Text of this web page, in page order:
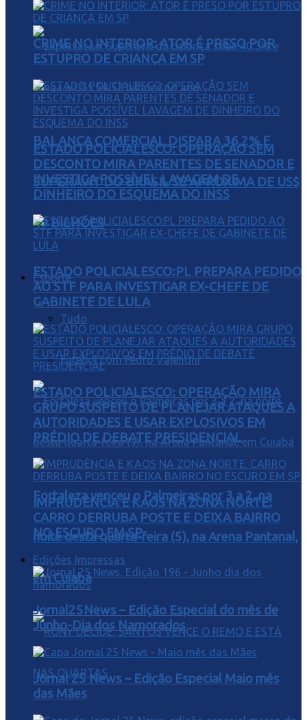
BALANÇA COMERCIAL DISPARA 36,2% E
SUPERÁVIT DO BRASIL SE APROXIMA DE US$
49 BILHÕES
Esporte
Tudo
Futebol com Pedro Valentini
Fortaleza venceu o Palmeiras por 3 a 2, na
noite desta quarta-feira (5), na Arena Pantanal,
em Cuiabá
CRIME NO INTERIOR: ATOR É PRESO POR
ESTUPRO DE CRIANÇA EM SP
ESTADO POLICIALESCO: OPERAÇÃO SEM
DESCONTO MIRA PARENTES DE SENADOR E
INVESTIGA POSSÍVEL LAVAGEM DE
DINHEIRO DO ESQUEMA DO INSS
ESTADO POLICIALESCO:PL PREPARA PEDIDO
AO STF PARA INVESTIGAR EX-CHEFE DE
GABINETE DE LULA
ESTADO POLICIALESCO: OPERAÇÃO MIRA
GRUPO SUSPEITO DE PLANEJAR ATAQUES A
AUTORIDADES E USAR EXPLOSIVOS EM
PRÉDIO DE DEBATE PRESIDENCIAL
IMPRUDÊNCIA E KAOS NA ZONA NORTE:
CARRO DERRUBA POSTE E DEIXA BAIRRO
NO ESCURO EM SP
Edições Impressas
Jornal25News – Edição Especial do mês de
Junho-Dia dos Namorados
Jornal 25 News – Edição Especial Maio mês
das Mães